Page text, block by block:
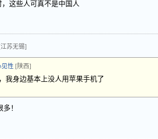
这些人可真不是中国人
[江苏无锡]
性 [陕西]
我身边基本上没人用苹果手机了
！